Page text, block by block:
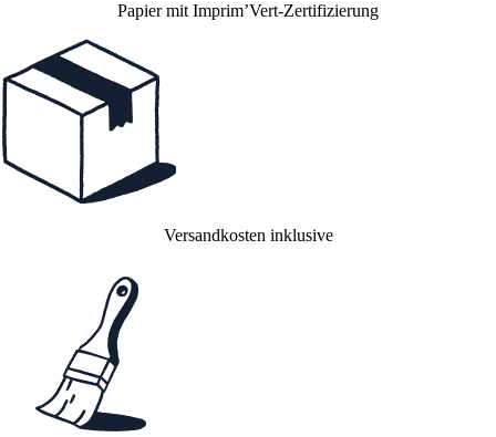
Papier mit Imprim’Vert-Zertifizierung
Versandkosten inklusive